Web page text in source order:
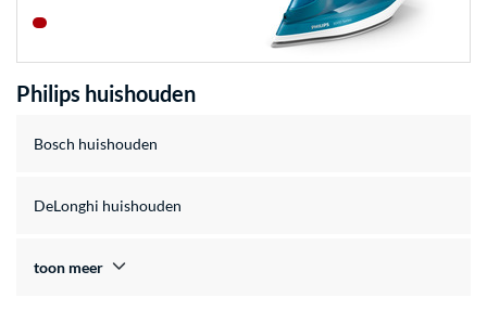
Philips huishouden
Bosch huishouden
DeLonghi huishouden
toon meer